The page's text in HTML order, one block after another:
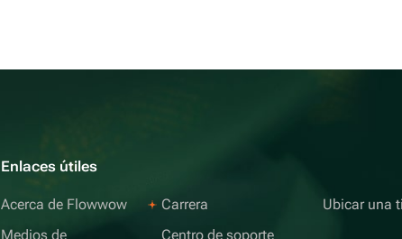
Enlaces útiles
Acerca de Flowwow
Medios de
Carrera
Centro de soporte
Ubicar una